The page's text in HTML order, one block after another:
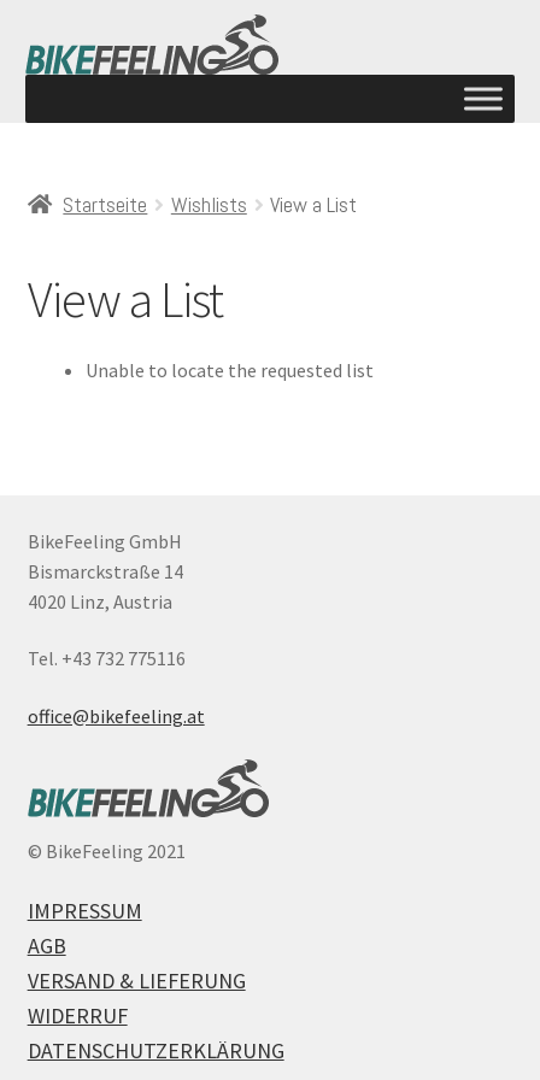
Startseite Wishlists View a List
View a List
Unable to locate the requested list
BikeFeeling GmbH
Bismarckstraße 14
4020 Linz, Austria
Tel. +43 732 775116
office@bikefeeling.at
© BikeFeeling 2021
IMPRESSUM
AGB
VERSAND & LIEFERUNG
WIDERRUF
DATENSCHUTZERKLÄRUNG